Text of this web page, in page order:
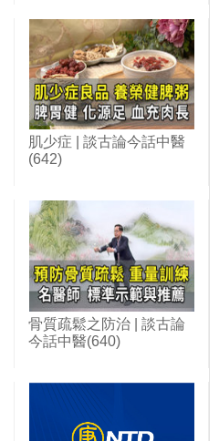
肌少症 | 談古論今話中醫
(642)
骨質疏鬆之防治 | 談古論
今話中醫(640)